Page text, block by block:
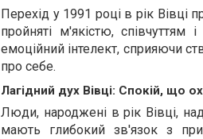
Перехід у 1991 році в рік Вівці
пройняті м'якістю, співчуттям
емоційний інтелект, сприяючи
про себе.
Лагідний дух Вівці: Спокій, що
Люди, народжені в рік Вівці,
мають глибокий зв'язок з